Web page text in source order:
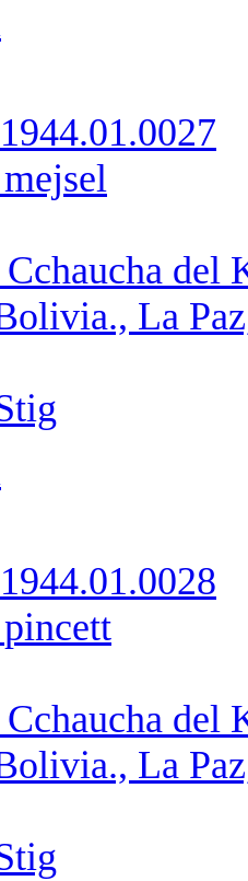
1944.01.0027
mejsel
del
La
1944.01.0028
pincett
del
La